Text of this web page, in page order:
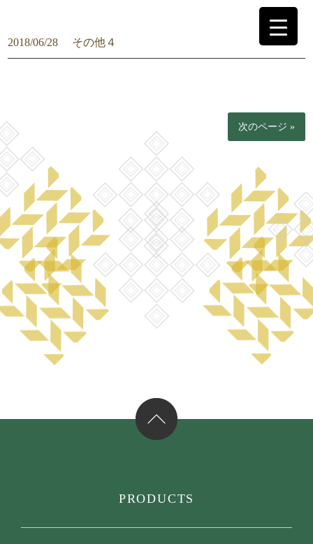
2018/06/28 その他４
次のページ »
PRODUCTS